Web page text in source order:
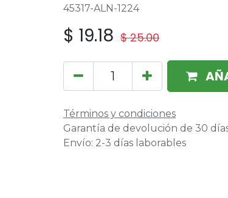
45317-ALN-1224
$ 19.18 $25.00
Términos y condiciones
Garantía de devolución de 30
Envío: 2-3 días laborables